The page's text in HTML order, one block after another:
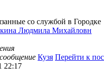
со службой в Городке
Людмила Михайловн
Кузя Перейти к
22:17